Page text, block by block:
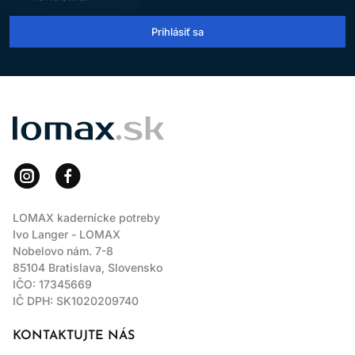
Prihlásiť sa
LOMAX
LOMAX kadernícke potreby
Ivo Langer - LOMAX
Nobelovo nám. 7-8
85104 Bratislava, Slovensko
IČO: 17345669
IČ DPH: SK1020209740
KONTAKTUJTE NÁS